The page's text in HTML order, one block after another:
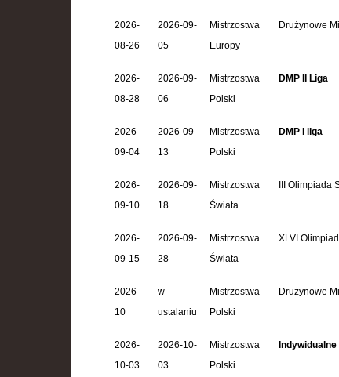
2026-
08-26
2026-09-
05
Mistrzostwa
Europy
Drużynowe
2026-
08-28
2026-09-
06
Mistrzostwa
Polski
DMP II Liga
2026-
09-04
2026-09-
13
Mistrzostwa
Polski
DMP I liga
2026-
09-10
2026-09-
18
Mistrzostwa
Świata
III Olimpiada
2026-
09-15
2026-09-
28
Mistrzostwa
Świata
XLVI
2026-
10
w
ustalaniu
Mistrzostwa
Polski
Drużynowe
2026-
10-03
2026-10-
03
Mistrzostwa
Polski